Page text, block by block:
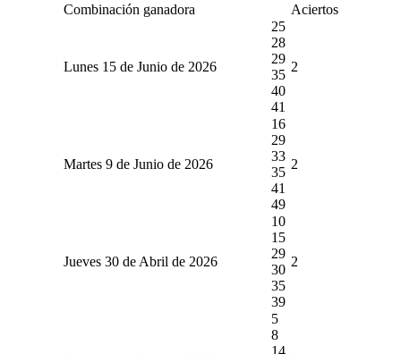
Combinación ganadora Aciertos
Lunes 15 de Junio de 2026
25
28
29
35
40
41
2
Martes 9 de Junio de 2026
16
29
33
35
41
49
2
Jueves 30 de Abril de 2026
10
15
29
30
35
39
2
5
8
14